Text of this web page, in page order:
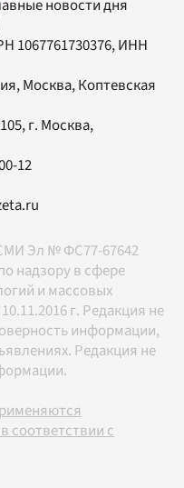
новости дня
1067761730376, ИНН
Москва, Коптевская
, г. Москва,
12
Эл № ФС77-67642
надзору в сфере
и массовых
г. Редакция не
информации,
Редакция не
соответствии с